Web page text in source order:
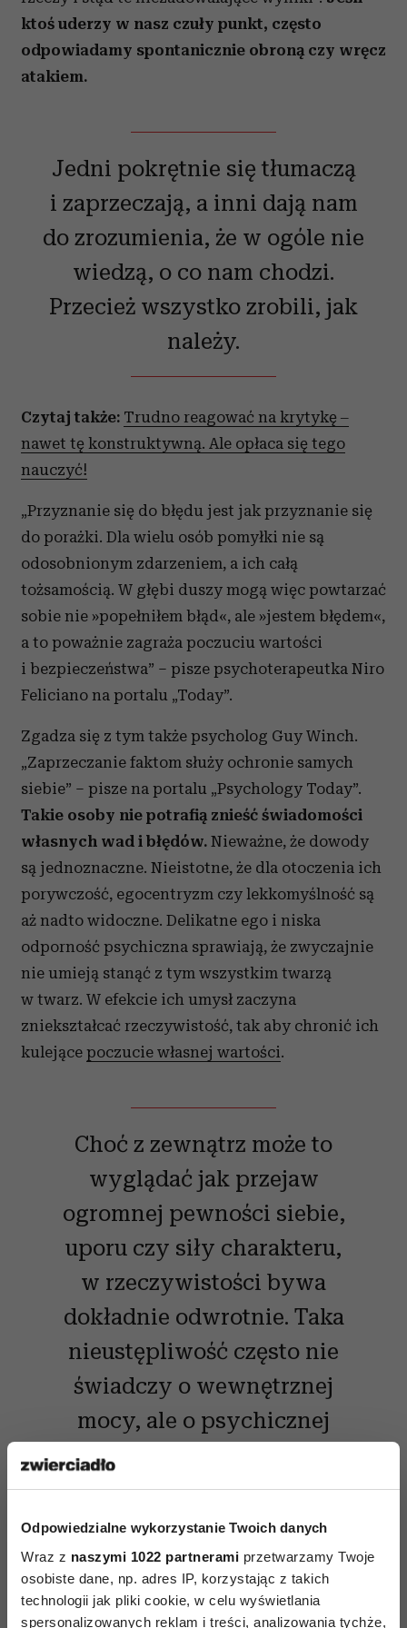
Odpowiedzialne wykorzystanie Twoich danych
Wraz z naszymi 1022 partnerami przetwarzamy Twoje
osobiste dane, np. adres IP, korzystając z takich
technologii jak pliki cookie, w celu wyświetlania
spersonalizowanych reklam i treści, analizowania tychże,
ktoś uderzy w nasz czuły punkt, często
odpowiadamy spontanicznie obroną czy wręcz
atakiem.
Jedni pokrętnie się tłumaczą
i zaprzeczają, a inni dają nam
do zrozumienia, że w ogóle nie
wiedzą, o co nam chodzi.
Przecież wszystko zrobili, jak
należy.
Czytaj także: Trudno reagować na krytykę ‒
nawet tę konstruktywną. Ale opłaca się tego
nauczyć!
„Przyznanie się do błędu jest jak przyznanie się
do porażki. Dla wielu osób pomyłki nie są
odosobnionym zdarzeniem, a ich całą
tożsamością. W głębi duszy mogą więc powtarzać
sobie nie »popełniłem błąd«, ale »jestem błędem«,
a to poważnie zagraża poczuciu wartości
i bezpieczeństwa” – pisze psychoterapeutka Niro
Feliciano na portalu „Today”.
Zgadza się z tym także psycholog Guy Winch.
„Zaprzeczanie faktom służy ochronie samych
siebie” – pisze na portalu „Psychology Today”.
Takie osoby nie potrafią znieść świadomości
własnych wad i błędów. Nieważne, że dowody
są jednoznaczne. Nieistotne, że dla otoczenia ich
porywczość, egocentryzm czy lekkomyślność są
aż nadto widoczne. Delikatne ego i niska
odporność psychiczna sprawiają, że zwyczajnie
nie umieją stanąć z tym wszystkim twarzą
w twarz. W efekcie ich umysł zaczyna
zniekształcać rzeczywistość, tak aby chronić ich
kulejące poczucie własnej wartości.
Choć z zewnątrz może to
wyglądać jak przejaw
ogromnej pewności siebie,
uporu czy siły charakteru,
w rzeczywistości bywa
dokładnie odwrotnie. Taka
nieustępliwość często nie
świadczy o wewnętrznej
mocy, ale o psychicznej